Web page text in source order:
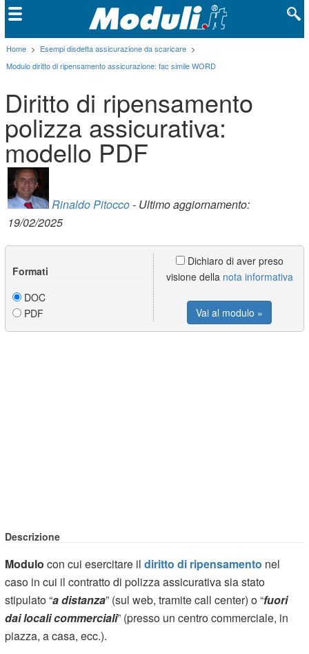
Home > Esempi disdetta assicurazione da scaricare >
Modulo diritto di ripensamento assicurazione: fac simile WORD
Diritto di ripensamento
polizza assicurativa:
modello PDF
Rinaldo Pitocco- Ultimo aggiornamento:
19/02/2025
Formati
DOC
PDF
Dichiaro di aver preso
visione della nota informativa
Vai al modulo »
Descrizione
Modulo con cui esercitare ildiritto di ripensamento nel
caso in cui il contratto di polizza assicurativa sia stato
stipulato “a distanza” (sul web, tramite call center) o “fuori
dai locali commerciali” (presso un centro commerciale, in
piazza, a casa, ecc.).